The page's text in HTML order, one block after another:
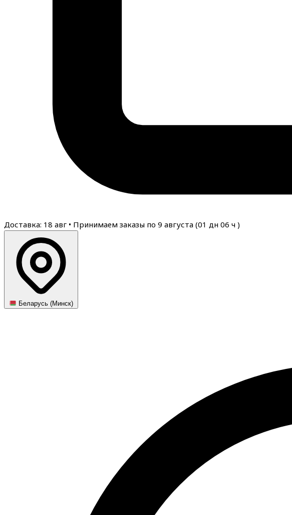
Доставка: 18 авг • Принимаем заказы по 9 августа (01 дн 06 ч )
Беларусь (Минск)